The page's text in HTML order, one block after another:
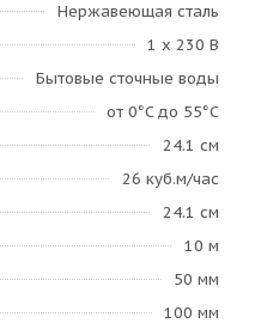
Нержавеющая сталь
1 х 230 В
Бытовые сточные воды
от 0°C до 55°C
24.1 см
26 куб.м/час
24.1 см
10 м
50 мм
100 мм